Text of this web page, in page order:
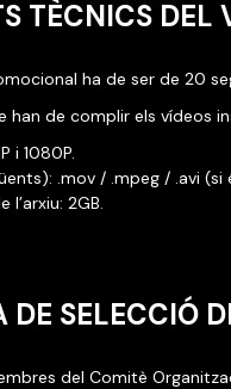
TÈCNICS DEL
ha de ser de 20
han de complir els vídeos
i 1080P.
.mov / .mpeg / .avi
2GB.
SELECCIÓ
del Comitè